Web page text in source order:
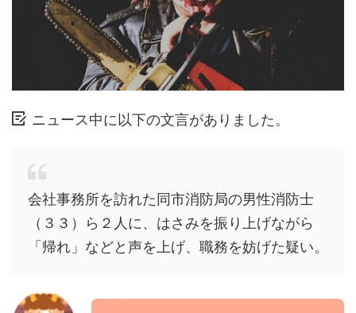
ニュース中に以下の文言がありました。
会社事務所を訪れた同市消防局の男性消防士
（３３）ら２人に、はさみを振り上げながら
「帰れ」などと声を上げ、職務を妨げた疑い。